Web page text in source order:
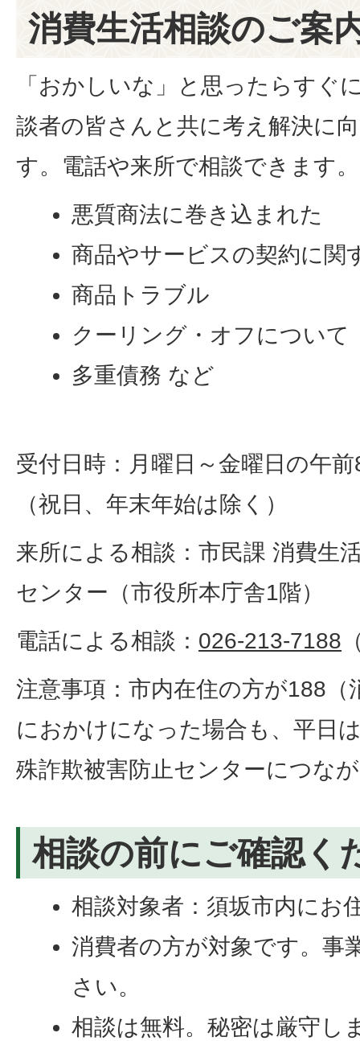
消費生活相談のご案
「おかしいな」と思ったらすぐ
談者の皆さんと共に考え解決に
す。電話や来所で相談できます。
悪質商法に巻き込まれた
商品やサービスの契約に関
商品トラブル
クーリング・オフについて
多重債務 など
受付日時：月曜日～金曜日の午
（祝日、年末年始は除く）
来所による相談：市民課 消費生
センター（市役所本庁舎1階）
電話による相談： 026-213-7188
注意事項：市内在住の方が188
におかけになった場合も、平日
殊詐欺被害防止センターにつな
相談の前にご確認く
相談対象者：須坂市内にお
消費者の方が対象です。事
さい。
相談は無料。秘密は厳守し